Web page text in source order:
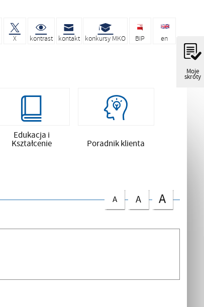
Moje
skróty
X kontrast kontakt konkursy MKO BIP en
Edukacja i
Kształcenie Poradnik klienta
A A A